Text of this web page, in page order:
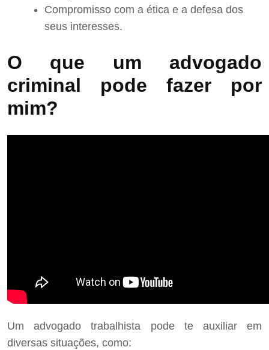
Compromisso com a ética e a defesa dos
seus interesses.
O que um advogado
criminal pode fazer por
mim?
Um advogado trabalhista pode te auxiliar em
diversas situações, como: